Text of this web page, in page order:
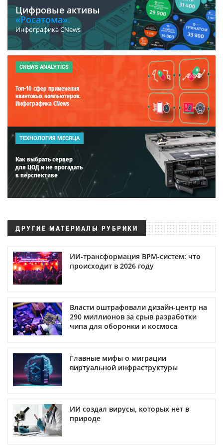
Цифровые активы
«Росатома».
Инфографика CNews
CNEWS ANALYTICS
Топ-10 сфер применения
квантовых компьютеров.
Инфографика CNews
ТЕХНОЛОГИЯ МЕСЯЦА
Как выбрать сервер
для ЦОД и не прогадать
в перспективе
ДРУГИЕ МАТЕРИАЛЫ РУБРИКИ
ИИ-трансформация BPM-систем: что
происходит в 2026 году
Власти оштрафовали дизайн-центр на
290 миллионов за срыв разработки
чипа для оборонки и космоса
Главные мифы о миграции
виртуальной инфраструктуры
ИИ создал вирусы, которых нет в
природе